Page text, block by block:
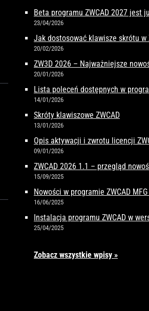
Beta programu ZWCAD 2027 jest
23/04/2026
Jak dostosować klawisze skrótu w
20/02/2026
ZW3D 2026 – Najważniejsze
20/01/2026
Lista poleceń dostępnych w
14/01/2026
Skróty klawiszowe ZWCAD
13/01/2026
Opis aktywacji i zwrotu licencji
09/01/2026
ZWCAD 2026 1.1 – przegląd
15/09/2025
Nowości w programie ZWCAD
16/06/2025
Instalacja programu ZWCAD w
25/04/2025
Zobacz wszystkie wpisy »